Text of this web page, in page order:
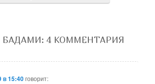
: 4 КОММЕНТАРИЯ
в 15:40говорит: